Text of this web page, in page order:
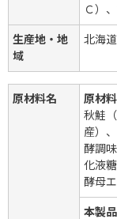
Ｃ）
生産地・地
域
北海道
原材料名
原材料
秋鮭
産）
酵調
化液
酵母
本製